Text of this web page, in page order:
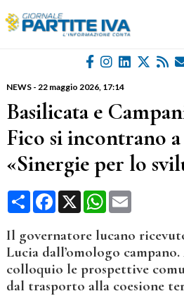
NEWS- 22 maggio 2026, 17:14
Basilicata e
Fico si incontrano
«Sinergie per lo
CondividiFacebook
X WhatsApp
Email
Il governatore lucano
Lucia dall’omologo
colloquio le prospettive
dal trasporto alla coesione